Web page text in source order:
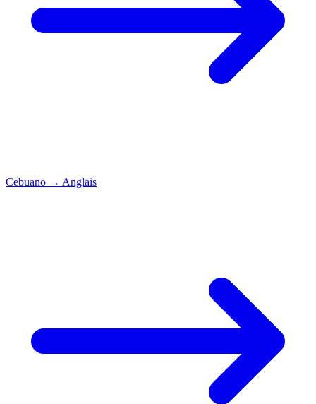
Cebuano → Anglais